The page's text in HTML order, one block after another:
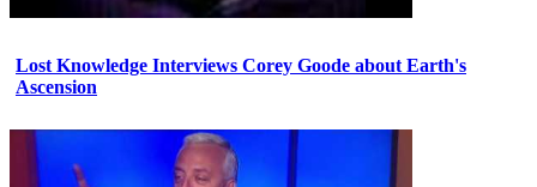
Lost Knowledge Interviews Corey Goode about Earth's
Ascension